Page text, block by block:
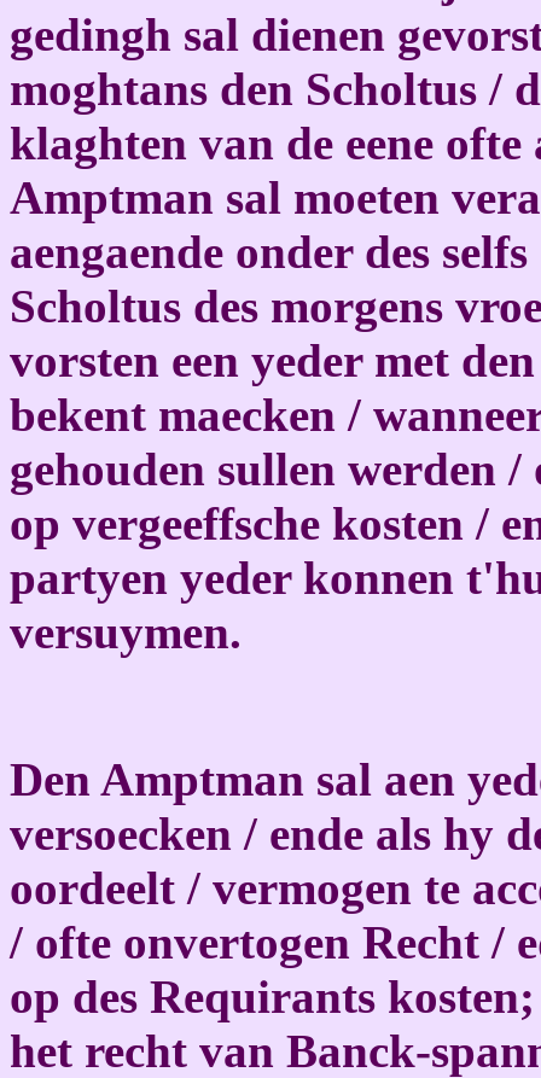
gedingh sal dienen
moghtans den Scholtus /
klaghten van de eene
Amptman sal moeten
aengaende onder des
Scholtus des morgens
vorsten een yeder met
bekent maecken /
gehouden sullen werden
op vergeeffsche kosten /
partyen yeder konnen
versuymen.
Den Amptman sal aen
versoecken / ende als hy
oordeelt / vermogen te
/ ofte onvertogen Recht /
op des Requirants
het recht van Banck-